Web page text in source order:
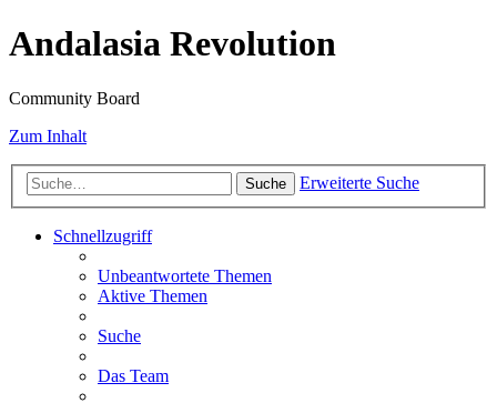
Andalasia Revolution
Community Board
Zum Inhalt
Suche Erweiterte Suche
Schnellzugriff
Unbeantwortete Themen
Aktive Themen
Suche
Das Team